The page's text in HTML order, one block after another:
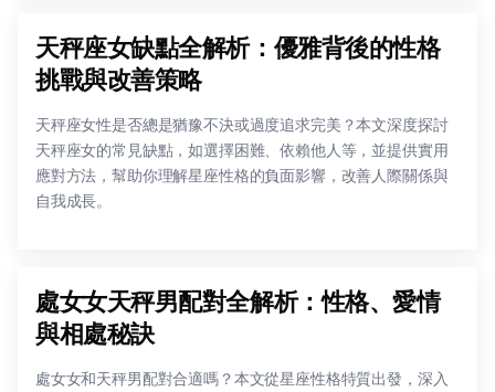
天秤座女缺點全解析：優雅背後的性格
挑戰與改善策略
天秤座女性是否總是猶豫不決或過度追求完美？本文深度探討
天秤座女的常見缺點，如選擇困難、依賴他人等，並提供實用
應對方法，幫助你理解星座性格的負面影響，改善人際關係與
自我成長。
處女女天秤男配對全解析：性格、愛情
與相處秘訣
處女女和天秤男配對合適嗎？本文從星座性格特質出發，深入